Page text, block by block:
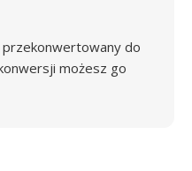
przekonwertowany do
możesz go